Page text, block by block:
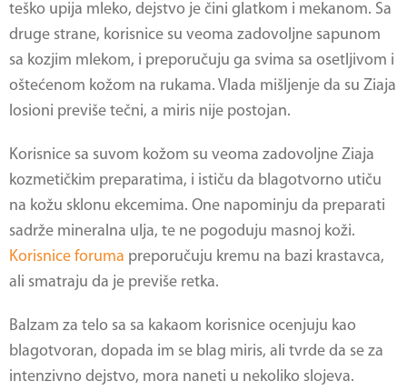
teško upija mleko, dejstvo je čini glatkom i mekanom. Sa
druge strane, korisnice su veoma zadovoljne sapunom
sa kozjim mlekom, i preporučuju ga svima sa osetljivom i
oštećenom kožom na rukama. Vlada mišljenje da su Ziaja
losioni previše tečni, a miris nije postojan.
Korisnice sa suvom kožom su veoma zadovoljne Ziaja
kozmetičkim preparatima, i ističu da blagotvorno utiču
na kožu sklonu ekcemima. One napominju da preparati
sadrže mineralna ulja, te ne pogoduju masnoj koži.
Korisnice foruma preporučuju kremu na bazi krastavca,
ali smatraju da je previše retka.
Balzam za telo sa sa kakaom korisnice ocenjuju kao
blagotvoran, dopada im se blag miris, ali tvrde da se za
intenzivno dejstvo, mora naneti u nekoliko slojeva.